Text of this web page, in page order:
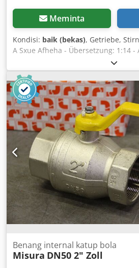
Meminta
Kondisi: baik (bekas), Getriebe,
A Sxue Afheha - Übersetzung: 1:14
mm - Ausgangswelle: Ø 44,2 mm -
420/320/H280 mm - Gewicht: 77 kg
Benang internal katup bola
Misura DN50 2" Zoll